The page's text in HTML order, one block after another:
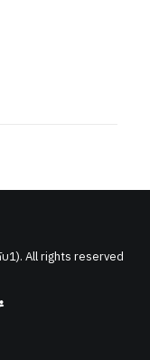
All rights reserved